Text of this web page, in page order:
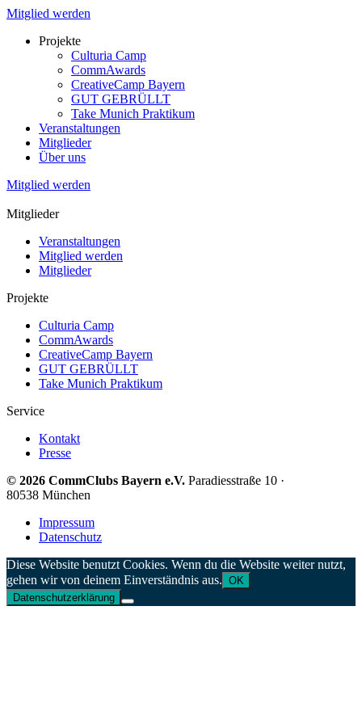
Mitglied werden
Projekte
Culturia Camp
CommAwards
CreativeCamp Bayern
GUT GEBRÜLLT
Take Munich Praktikum
Veranstaltungen
Mitglieder
Über uns
Mitglied werden
Mitglieder
Veranstaltungen
Mitglied werden
Mitglieder
Projekte
Culturia Camp
CommAwards
CreativeCamp Bayern
GUT GEBRÜLLT
Take Munich Praktikum
Service
Kontakt
Presse
© 2026 CommClubs Bayern e.V. Paradiesstraße 10 ·
80538 München
Impressum
Datenschutz
Diese Website benutzt Cookies. Wenn du die Website weiter nutzt,
gehen wir von deinem Einverständnis aus. OK
Datenschutzerklärung